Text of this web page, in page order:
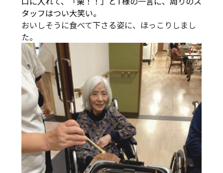
タッフはつい大笑い。
おいしそうに食べて下さる姿に、ほっこりしまし
た。